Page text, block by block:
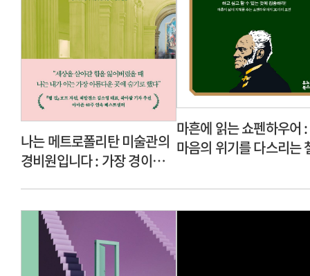
나는 메트로폴리탄 미술관의
경비원입니다 : 가장 경이로운
마흔에 읽는 쇼펜하우어 :
마음의 위기를 다스리는